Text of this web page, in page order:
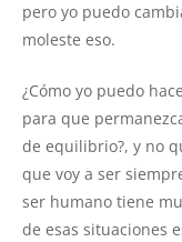
pero yo puedo
moleste eso.
¿Cómo yo puedo
para que
de equilibrio?, y no
que voy a ser
ser humano tiene
de esas situaciones